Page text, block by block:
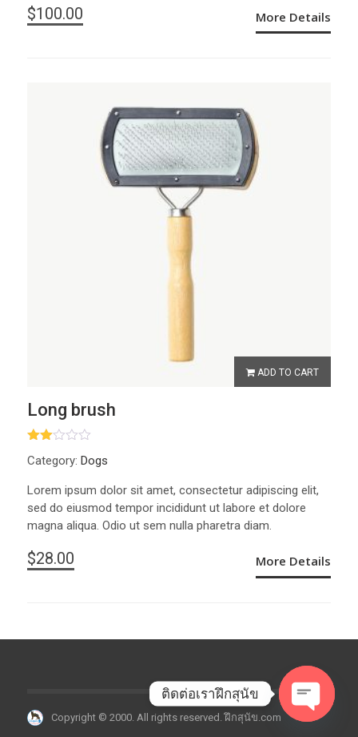
More Details
$100.00
ADD TO CART
Long brush
คะแ
2.00
ต่ 1-
5
คะแ
นน
Category: Dogs
Lorem ipsum dolor sit amet, consectetur adipiscing elit,
sed do eiusmod tempor incididunt ut labore et dolore
magna aliqua. Odio ut sem nulla pharetra diam.
More Details
$28.00
Copyright © 2000. All rights reserved. ฝึกสุนัข.com
ติดต่อเราฝึกสุนัข
O